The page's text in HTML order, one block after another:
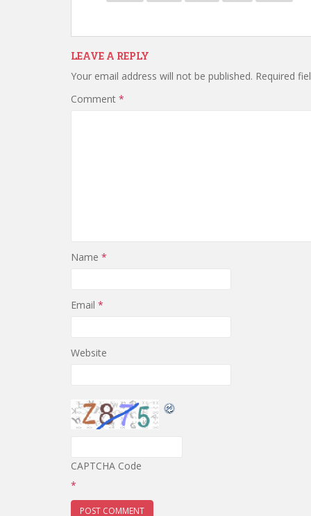
LEAVE A REPLY
Your email address will not be published. Required
Comment *
Name *
Email *
Website
CAPTCHA Code
*